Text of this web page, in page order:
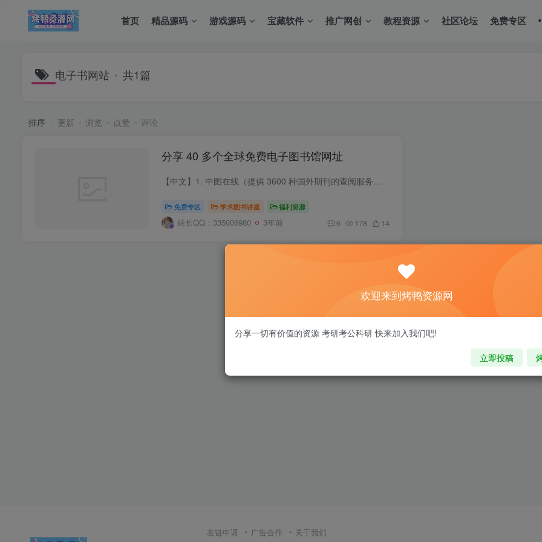
首页 精品源码 游戏源码 宝藏软件 推广网创 教程资源 社区论坛 免费专区
电子书网站 共1篇
排序 更新 浏览 点赞 评论
分享 40 多个全球免费电子图书馆网址
【中文】1. 中图在线（提供 3600 种国外期刊的查阅服务）http://cnplinker.cnpeak.com/ 2. 国家哲学社会科学文献中心（提供 2039 种中文期刊，7898 种外文期刊）http://www.ncpssd.org/index.as...
免费专区 学术图书讲座 福利资源
站长QQ：335006980 3年前 6 178 14
友链申请 广告合作 关于我们
欢迎来到烤鸭资源网
分享一切有价值的资源 考研考公科研 快来加入我们吧!
立即投稿